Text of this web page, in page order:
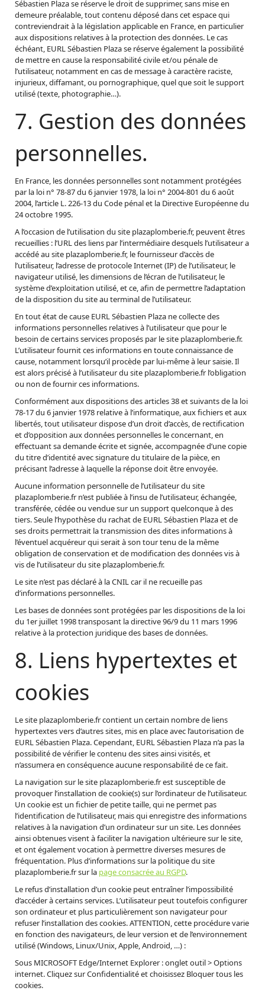
Sébastien Plaza se réserve le droit de supprimer, sans mise en
demeure préalable, tout contenu déposé dans cet espace qui
contreviendrait à la législation applicable en France, en particulier
aux dispositions relatives à la protection des données. Le cas
échéant, EURL Sébastien Plaza se réserve également la possibilité
de mettre en cause la responsabilité civile et/ou pénale de
l’utilisateur, notamment en cas de message à caractère raciste,
injurieux, diffamant, ou pornographique, quel que soit le support
utilisé (texte, photographie…).
7. Gestion des données
personnelles.
En France, les données personnelles sont notamment protégées
par la loi n° 78-87 du 6 janvier 1978, la loi n° 2004-801 du 6 août
2004, l’article L. 226-13 du Code pénal et la Directive Européenne du
24 octobre 1995.
A l’occasion de l’utilisation du site plazaplomberie.fr, peuvent êtres
recueillies : l’URL des liens par l’intermédiaire desquels l’utilisateur a
accédé au site plazaplomberie.fr, le fournisseur d’accès de
l’utilisateur, l’adresse de protocole Internet (IP) de l’utilisateur, le
navigateur utilisé, les dimensions de l’écran de l’utilisateur, le
système d’exploitation utilisé, et ce, afin de permettre l’adaptation
de la disposition du site au terminal de l’utilisateur.
En tout état de cause EURL Sébastien Plaza ne collecte des
informations personnelles relatives à l’utilisateur que pour le
besoin de certains services proposés par le site plazaplomberie.fr.
L’utilisateur fournit ces informations en toute connaissance de
cause, notamment lorsqu’il procède par lui-même à leur saisie. Il
est alors précisé à l’utilisateur du site plazaplomberie.fr l’obligation
ou non de fournir ces informations.
Conformément aux dispositions des articles 38 et suivants de la loi
78-17 du 6 janvier 1978 relative à l’informatique, aux fichiers et aux
libertés, tout utilisateur dispose d’un droit d’accès, de rectification
et d’opposition aux données personnelles le concernant, en
effectuant sa demande écrite et signée, accompagnée d’une copie
du titre d’identité avec signature du titulaire de la pièce, en
précisant l’adresse à laquelle la réponse doit être envoyée.
Aucune information personnelle de l’utilisateur du site
plazaplomberie.fr n’est publiée à l’insu de l’utilisateur, échangée,
transférée, cédée ou vendue sur un support quelconque à des
tiers. Seule l’hypothèse du rachat de EURL Sébastien Plaza et de
ses droits permettrait la transmission des dites informations à
l’éventuel acquéreur qui serait à son tour tenu de la même
obligation de conservation et de modification des données vis à
vis de l’utilisateur du site plazaplomberie.fr.
Le site n’est pas déclaré à la CNIL car il ne recueille pas
d’informations personnelles.
Les bases de données sont protégées par les dispositions de la loi
du 1er juillet 1998 transposant la directive 96/9 du 11 mars 1996
relative à la protection juridique des bases de données.
8. Liens hypertextes et
cookies
Le site plazaplomberie.fr contient un certain nombre de liens
hypertextes vers d’autres sites, mis en place avec l’autorisation de
EURL Sébastien Plaza. Cependant, EURL Sébastien Plaza n’a pas la
possibilité de vérifier le contenu des sites ainsi visités, et
n’assumera en conséquence aucune responsabilité de ce fait.
La navigation sur le site plazaplomberie.fr est susceptible de
provoquer l’installation de cookie(s) sur l’ordinateur de l’utilisateur.
Un cookie est un fichier de petite taille, qui ne permet pas
l’identification de l’utilisateur, mais qui enregistre des informations
relatives à la navigation d’un ordinateur sur un site. Les données
ainsi obtenues visent à faciliter la navigation ultérieure sur le site,
et ont également vocation à permettre diverses mesures de
fréquentation. Plus d’informations sur la politique du site
plazaplomberie.fr sur la page consacrée au RGPD.
Le refus d’installation d’un cookie peut entraîner l’impossibilité
d’accéder à certains services. L’utilisateur peut toutefois configurer
son ordinateur et plus particulièrement son navigateur pour
refuser l’installation des cookies. ATTENTION, cette procédure varie
en fonction des navigateurs, de leur version et de l’environnement
utilisé (Windows, Linux/Unix, Apple, Android, …) :
Sous MICROSOFT Edge/Internet Explorer : onglet outil > Options
internet. Cliquez sur Confidentialité et choisissez Bloquer tous les
cookies.